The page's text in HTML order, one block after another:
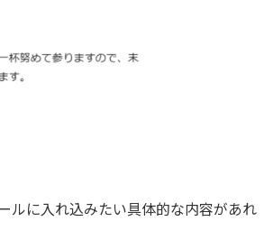
ルに入れ込みたい具体的な内容があれ